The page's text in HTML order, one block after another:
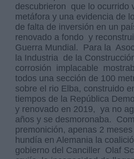
descubrieron que lo ocurrido
metáfora y una evidencia de
de falta de inversión en un
renovado a fondo y
Guerra Mundial. Para la
la Industria de la
corrosión implacable
todos una sección de 100
sobre el rio Elba, construido
tiempos de la República
y renovado en 2019, ya no
años y se desmoronaba.
premonición, apenas 2
hundía en Alemania la
gobierno del Canciller Olaf